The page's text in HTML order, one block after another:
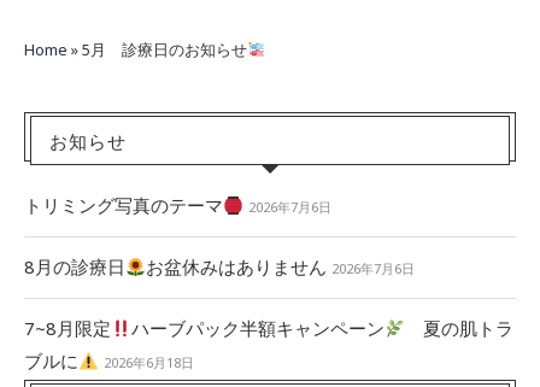
Home »5月 診療日のお知らせ
お知らせ
トリミング写真のテーマ 2026年7月6日
8月の診療日 お盆休みはありません 2026年7月6日
7~8月限定 ハーブパック半額キャンペーン
夏の肌トラ
ブルに
2026年6月18日